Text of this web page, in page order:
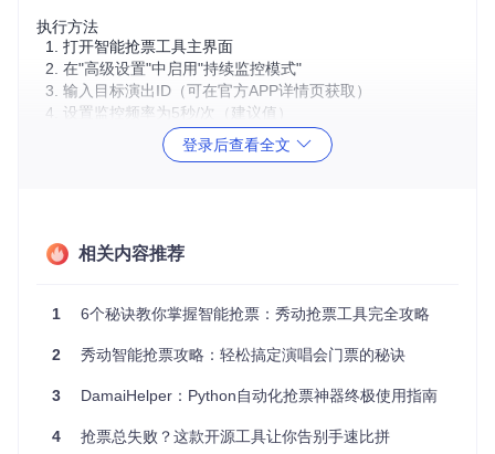
执行方法
打开智能抢票工具主界面
在"高级设置"中启用"持续监控模式"
输入目标演出ID（可在官方APP详情页获取）
设置监控频率为5秒/次（建议值）
保存配置并启动监控
适用场景
对于即将开票的热门演出，提前做好准备至关重要。智能抢票
在工具中选择"即时抢票模式"
登录后查看全文
相关内容推荐
1 6个秘诀教你掌握智能抢票：秀动抢票工具完全攻略
2 秀动智能抢票攻略：轻松搞定演唱会门票的秘诀
3 DamaiHelper：Python自动化抢票神器终极使用指南
4 抢票总失败？这款开源工具让你告别手速比拼